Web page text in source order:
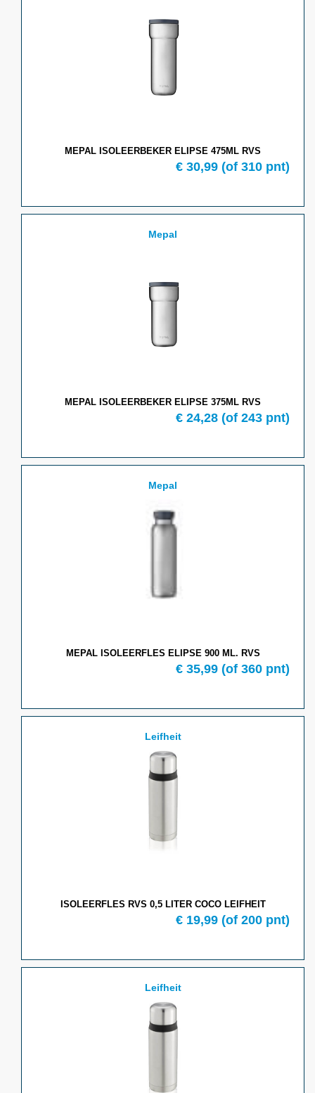
MEPAL ISOLEERBEKER ELIPSE 475ML RVS
€ 30,99 (of 310 pnt)
Mepal
MEPAL ISOLEERBEKER ELIPSE 375ML RVS
€ 24,28 (of 243 pnt)
Mepal
MEPAL ISOLEERFLES ELIPSE 900 ML. RVS
€ 35,99 (of 360 pnt)
Leifheit
ISOLEERFLES RVS 0,5 LITER COCO LEIFHEIT
€ 19,99 (of 200 pnt)
Leifheit